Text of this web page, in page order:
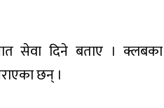
सेवा दिने बताए । क्लबका
छन् ।